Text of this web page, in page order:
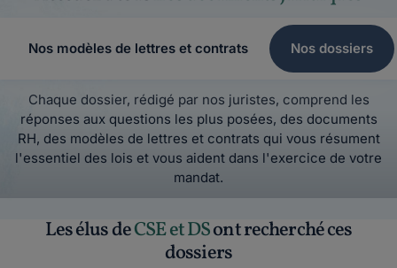
Nos modèles de lettres et contrats Nos dossiers
Chaque dossier, rédigé par nos juristes, comprend les
réponses aux questions les plus posées, des documents
RH, des modèles de lettres et contrats qui vous résument
l'essentiel des lois et vous aident dans l'exercice de votre
mandat.
Les élus deCSE et DSont recherché ces
dossiers